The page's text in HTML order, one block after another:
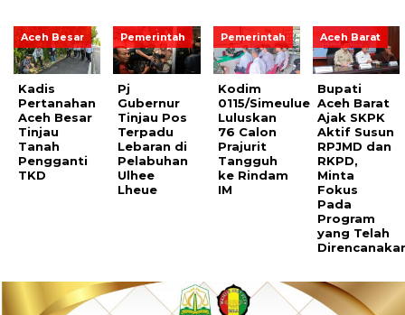
Aceh Besar
Kadis
Pertanahan
Aceh Besar
Tinjau
Tanah
Pengganti
TKD
Pemerintah
Pj
Gubernur
Tinjau Pos
Terpadu
Lebaran di
Pelabuhan
Ulhee
Lheue
Pemerintah
Kodim
0115/Simeulue
Luluskan
76 Calon
Prajurit
Tangguh
ke Rindam
IM
Aceh Barat
Bupati
Aceh Barat
Ajak SKPK
Aktif Susun
RPJMD dan
RKPD,
Minta
Fokus
Pada
Program
yang Telah